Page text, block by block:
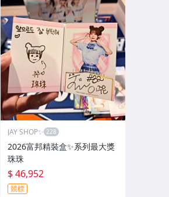
JAY SHOP✨
2026富邦精裝盒✨系列最大獎
珠珠
$ 46,952
競標